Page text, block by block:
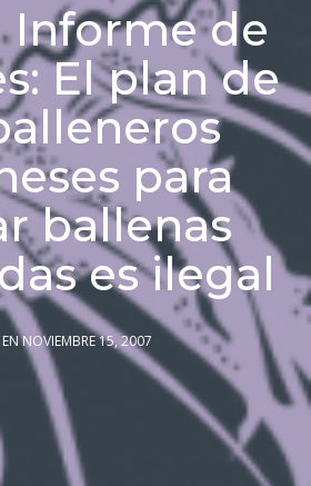
Informe de
El plan de
para
ballenas
es ilegal
EN NOVIEMBRE 15, 2007